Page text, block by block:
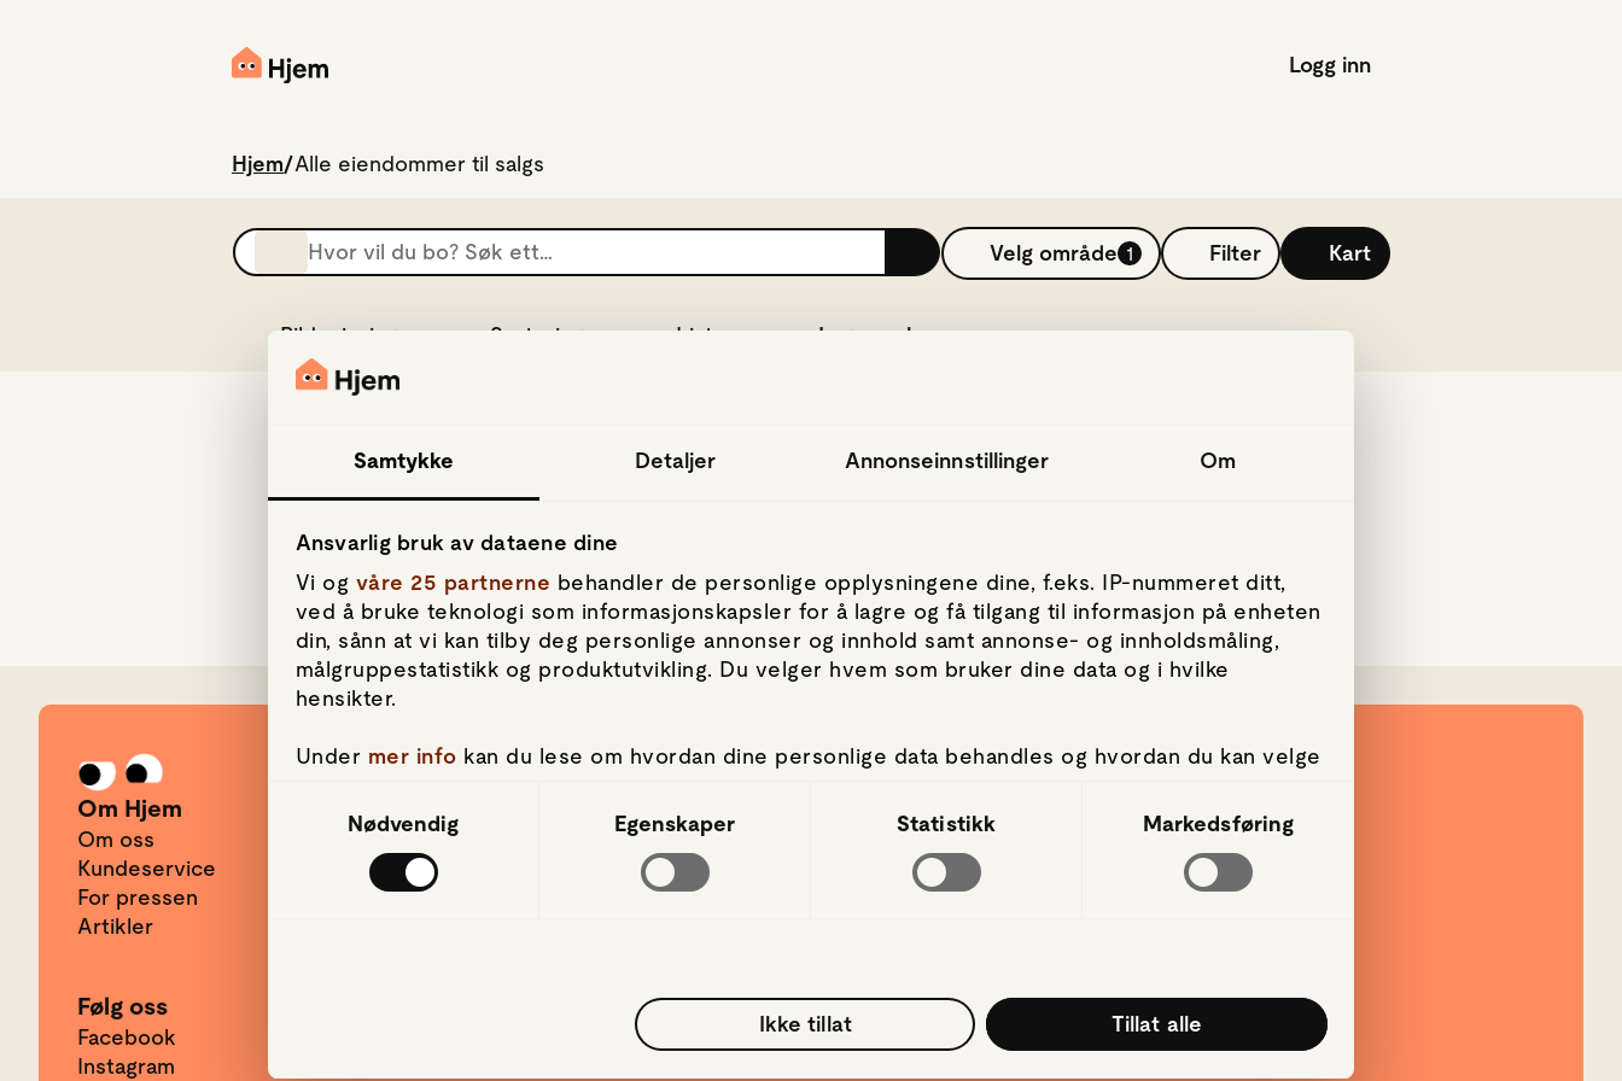
Samtykke Detaljer Annonseinnstillinger Om
Ansvarlig bruk av dataene dine
Vi og våre 25 partnerne behandler de personlige opplysningene dine, f.eks. IP-nummeret ditt,
ved å bruke teknologi som informasjonskapsler for å lagre og få tilgang til informasjon på enheten
din, sånn at vi kan tilby deg personlige annonser og innhold samt annonse- og innholdsmåling,
målgruppestatistikk og produktutvikling. Du velger hvem som bruker dine data og i hvilke
hensikter.
Under mer info kan du lese om hvordan dine personlige data behandles og hvordan du kan velge
om informasjonskapsler.
Vi bruker informasjonskapsler for å gi innhold og annonser et personlig preg, for å levere sosiale
Nødvendig Egenskaper Statistikk Markedsføring
Ikke tillat Tillat alle
Logg inn
Hjem Alle eiendommer til salgs
No
results
Velg område 1 Filter Kart
Bildevisning Sortering Liste Lagre søk
Ingen treff i søket ditt
Du kan lagre søket, så får du varslinger når noe som passer dukker opp!
Gå til forsiden
Om Hjem
Om oss
Kundeservice
For pressen
Artikler
Personvernerklæring
Retningslinjer for cookies
Vilkår og betingelser
Følg oss
Facebook
Instagram
Meglere
Meglersøk